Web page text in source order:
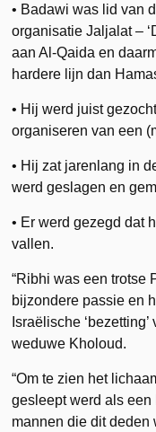
• Badawi was lid van
organisatie Jaljalat –
aan Al-Qaida en
hardere lijn dan
• Hij werd juist
organiseren van een
• Hij zat jarenlang in
werd geslagen en
• Er werd gezegd dat
vallen.
“Ribhi was een trotse
bijzondere passie en
Israëlische
weduwe Kholoud.
“Om te zien het
gesleept werd als
mannen die dit deden